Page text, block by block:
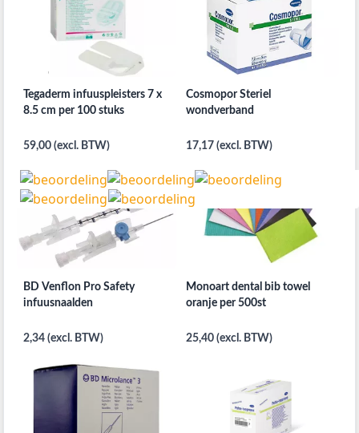
Tegaderm infuuspleisters 7 x
8.5 cm per 100 stuks
59,00 (excl. BTW)
Cosmopor Steriel
wondverband
17,17 (excl. BTW)
BD Venflon Pro Safety
infuusnaalden
2,34 (excl. BTW)
Monoart dental bib towel
oranje per 500st
25,40 (excl. BTW)